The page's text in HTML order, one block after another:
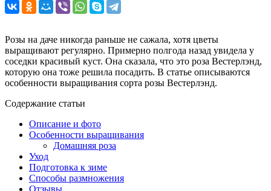
Розы на даче никогда раньше не сажала, хотя цветы
выращивают регулярно. Примерно полгода назад увидела у
соседки красивый куст. Она сказала, что это роза Вестерлэнд,
которую она тоже решила посадить. В статье описываются
особенности выращивания сорта розы Вестерлэнд.
Содержание статьи
Описание и фото
Особенности выращивания
Домашняя роза
Уход
Подготовка к зиме
Способы размножения
Отзывы